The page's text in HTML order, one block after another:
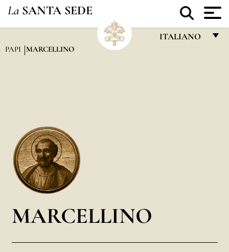
La SANTA SEDE
ITALIANO
PAPI MARCELLINO
MARCELLINO